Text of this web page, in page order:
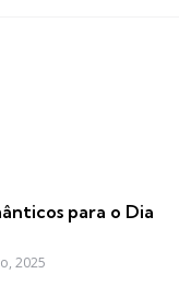
para o Dia
2025